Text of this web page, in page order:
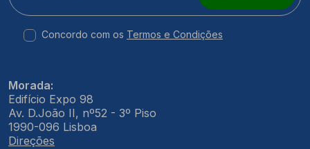
Concordo com os Termos e Condições
Morada:
Edifício Expo 98
Av. D.João II, nº52 - 3º Piso
1990-096 Lisboa
Direções